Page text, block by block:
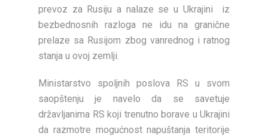
prevoz za Rusiju a nalaze se u Ukrajini iz
bezbednosnih razloga ne idu na granične
prelaze sa Rusijom zbog vanrednog i ratnog
stanja u ovoj zemlji.
Ministarstvo spoljnih poslova RS u svom
saopštenju je navelo da se savetuje
državljanima RS koji trenutno borave u Ukrajini
da razmotre mogućnost napuštanja teritorije